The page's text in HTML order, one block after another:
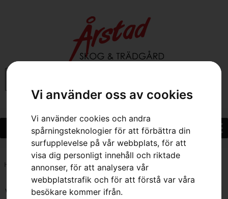
Vi använder oss av cookies
Vi använder cookies och andra
spårningsteknologier för att förbättra din
surfupplevelse på vår webbplats, för att
visa dig personligt innehåll och riktade
annonser, för att analysera vår
webbplatstrafik och för att förstå var våra
besökare kommer ifrån.
Hem Balance XB
Visar alla 2 resultat